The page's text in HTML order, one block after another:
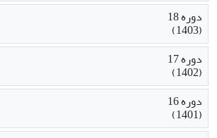
دوره 18
(1403)
دوره 17
(1402)
دوره 16
(1401)